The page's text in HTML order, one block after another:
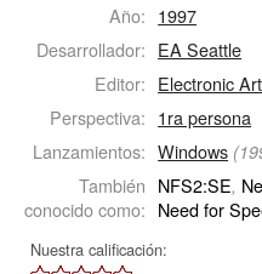
Año: 1997
Desarrollador: EA Seattle
Editor: Electronic
Perspectiva: 1ra persona
Lanzamientos: Windows
También
conocido como:
NFS2:SE,
Need for
Nuestra calificación: